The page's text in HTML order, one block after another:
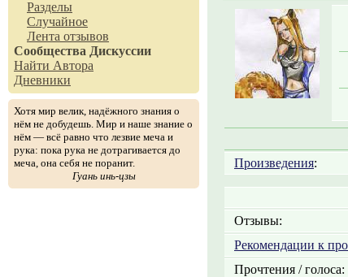
Разделы
Случайное
Лента отзывов
Сообщества Дискуссии
Найти Автора
Дневники
Хотя мир велик, надёжного знания о
нём не добудешь. Мир и наше знание о
нём — всё равно что лезвие меча и
рука: пока рука не дотрагивается до
меча, она себя не поранит.
Гуань инь-цзы
Произведения:
Отзывы:
Рекомендации к
Прочтения / голоса: